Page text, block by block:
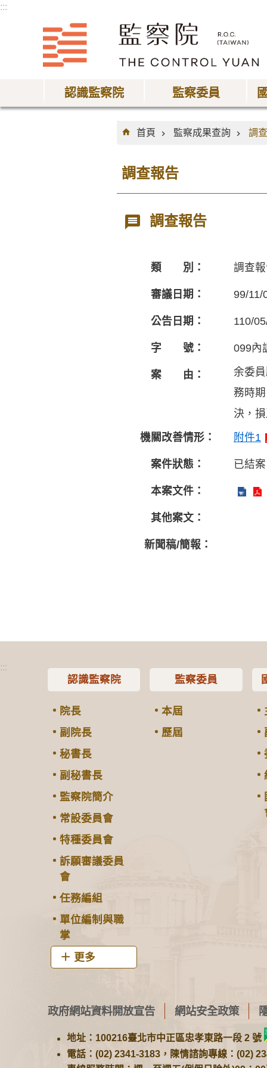
:::
認識監察院 監察委員
:::
首頁
監察成果查詢 調
調查報告
調查報告
類 別： 調查
審議日期： 99/11/
公告日期： 110/
字 號： 099內
案 由：
余委
務時
決，
機關改善情形：
附件1
案件狀態： 已結案
本案文件：
其他案文：
新聞稿/簡報：
:::
認識監察院
院長
副院長
秘書長
副秘書長
監察院簡介
常設委員會
特種委員會
訴願審議委員
會
任務編組
單位編制與職
掌
更多
監察委員
本屆
歷屆
政府網站資料開放宣告 網站安全政策
地址：100216臺北市中正區忠孝東路一段 2 號
電話：(02) 2341-3183，陳情諮詢專線：(02)